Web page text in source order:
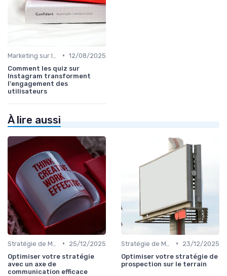
• 12/08/2025
Comment les quiz sur
Instagram transforment
l'engagement des
utilisateurs
À lire aussi
•
25/12/2025
Optimiser votre stratégie
avec un axe de
communication efficace
•
23/12/2025
Optimiser votre stratégie de
prospection sur le terrain